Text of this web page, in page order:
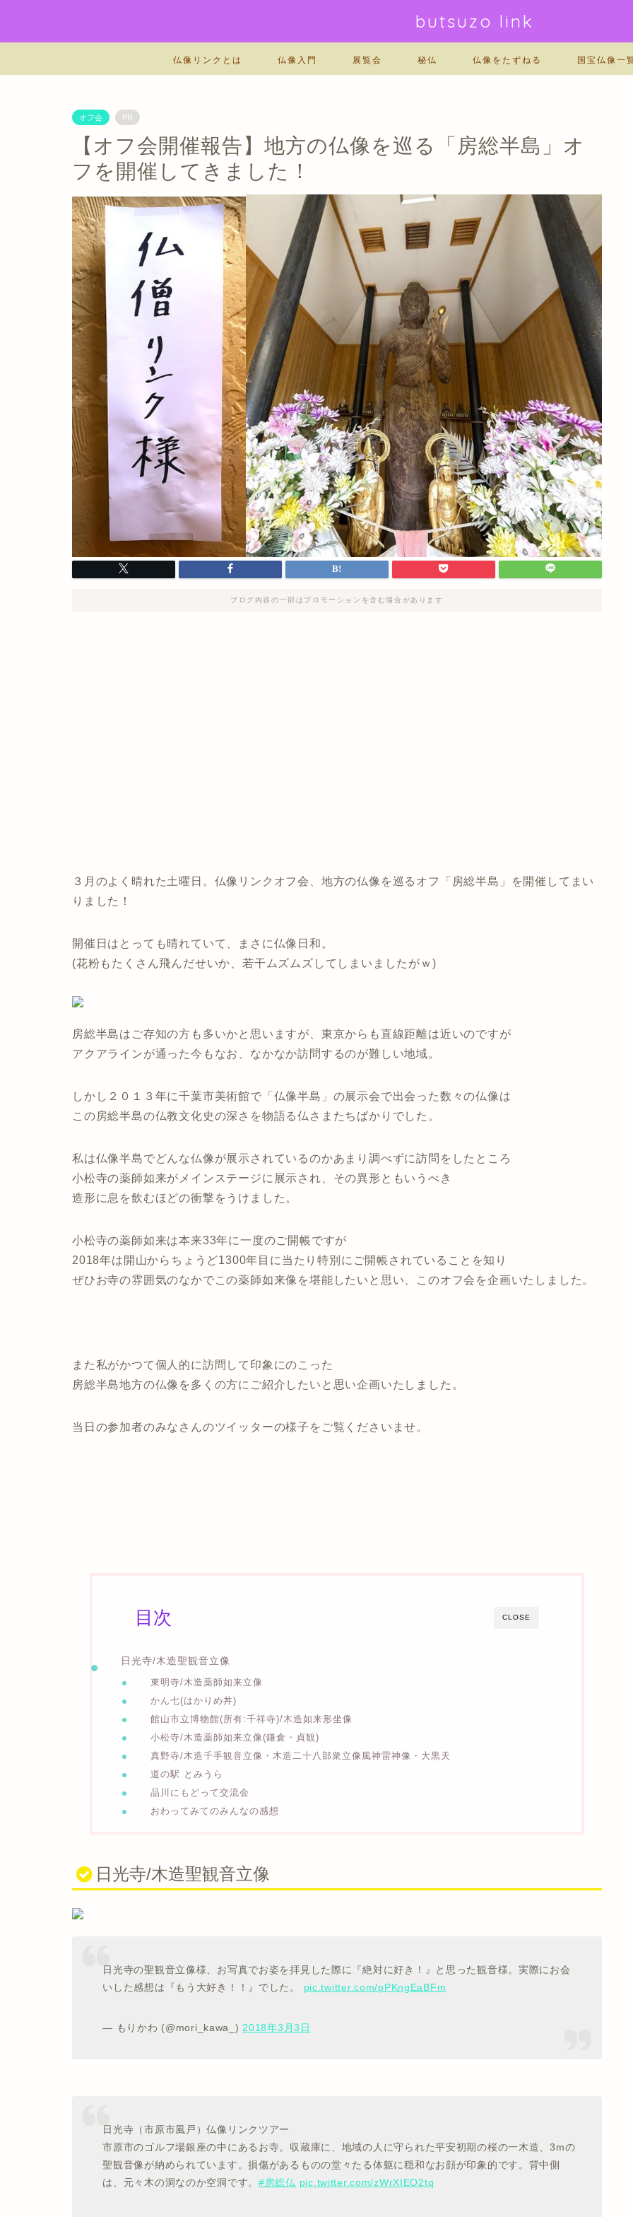
butsuzo link
仏像リンクとは 仏像入門 展覧会 秘仏 仏像をたずねる 国宝仏像一
オフ会 PR
【オフ会開催報告】地方の仏像を巡る「房総半島」オ
フを開催してきました！
ブログ内容の一部はプロモーションを含む場合があります
３月のよく晴れた土曜日。仏像リンクオフ会、地方の仏像を巡るオフ「房総半島」を開催してまい
りました！
開催日はとっても晴れていて、まさに仏像日和。
(花粉もたくさん飛んだせいか、若干ムズムズしてしまいましたがｗ)
房総半島はご存知の方も多いかと思いますが、東京からも直線距離は近いのですが
アクアラインが通った今もなお、なかなか訪問するのが難しい地域。
しかし２０１３年に千葉市美術館で「仏像半島」の展示会で出会った数々の仏像は
この房総半島の仏教文化史の深さを物語る仏さまたちばかりでした。
私は仏像半島でどんな仏像が展示されているのかあまり調べずに訪問をしたところ
小松寺の薬師如来がメインステージに展示され、その異形ともいうべき
造形に息を飲むほどの衝撃をうけました。
小松寺の薬師如来は本来33年に一度のご開帳ですが
2018年は開山からちょうど1300年目に当たり特別にご開帳されていることを知り
ぜひお寺の雰囲気のなかでこの薬師如来像を堪能したいと思い、このオフ会を企画いたしました。
また私がかつて個人的に訪問して印象にのこった
房総半島地方の仏像を多くの方にご紹介したいと思い企画いたしました。
当日の参加者のみなさんのツイッターの様子をご覧くださいませ。
CLOSE
目次
日光寺/木造聖観音立像
東明寺/木造薬師如来立像
かん七(はかりめ丼)
館山市立博物館(所有:千祥寺)/木造如来形坐像
小松寺/木造薬師如来立像(鎌倉・貞観)
真野寺/木造千手観音立像・木造二十八部衆立像風神雷神像・大黒天
道の駅 とみうら
品川にもどって交流会
おわってみてのみんなの感想
日光寺/木造聖観音立像
日光寺の聖観音立像様、お写真でお姿を拝見した際に『絶対に好き！』と思った観音様。実際にお会
いした感想は『もう大好き！！』でした。 pic.twitter.com/pPKngEaBFm
— もりかわ (@mori_kawa_) 2018年3月3日
日光寺（市原市風戸）仏像リンクツアー
市原市のゴルフ場銀座の中にあるお寺。収蔵庫に、地域の人に守られた平安初期の桜の一木造、3mの
聖観音像が納められています。損傷があるものの堂々たる体躯に穏和なお顔が印象的です。背中側
は、元々木の洞なのか空洞です。 #房総仏 pic.twitter.com/zWrXIEO2tq